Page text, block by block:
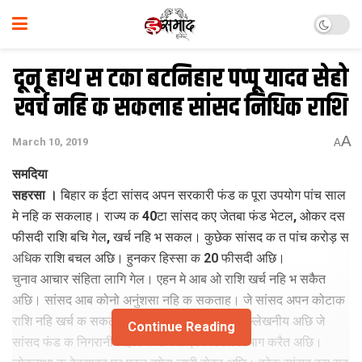
दूनू हाथ स टका बटनिहार पप्‍पू यादव सेहो
खर्च नहि क सकलाह सांसद निधिक राशि
March 10, 2019 AA
समदिया
सहरसा । बिहार क ईटा सांसद अपन सरकारी फंड क पूरा उपयोग पांच साल
मे नहि क सकलाह। राज्य क 40टा सांसद कए जेतबा फंड भेटल, ओकर दस
फीसदी राशि बचि गेल, खर्च नहि भ सकल। कुछेक सांसद क त पांच करोड़ स
अधिक राशि बचल अछि। हुनकर हिस्सा क 20 फीसदी अछि।
चुनाव आचार संहिता लागि गेल। एहन मे आब ओ राशि खर्च नहि भ सकैत
अछि। सांसद आब कोनो अनुंशसा नहि क सकताह। जे सांसद अपन कोटाक
राशि नहि खर्च क सकलाह ओ की विकास करताह। उल्‍लेखनीय अछि जे
सांसद फंड क निगरानी बिहार मे योजना एवं विकास विभाग करैत अछि।
Continue Reading